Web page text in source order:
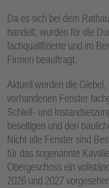
Da es sich bei dem
handelt, wurden für die
fachqualifizierte und im
Firmen beauftragt.
Aktuell werden die
vorhandenen Fenster
Schleif- und
beseitigen und den
Nicht alle Fenster sind
für das sogenannte
Obergeschoss ein
2026 und 2027